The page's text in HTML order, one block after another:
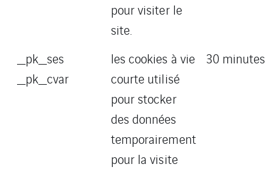
pour visiter le
site.
_pk_ses
_pk_cvar
les cookies à vie
courte utilisé
pour stocker
des données
temporairement
pour la visite
30 minutes